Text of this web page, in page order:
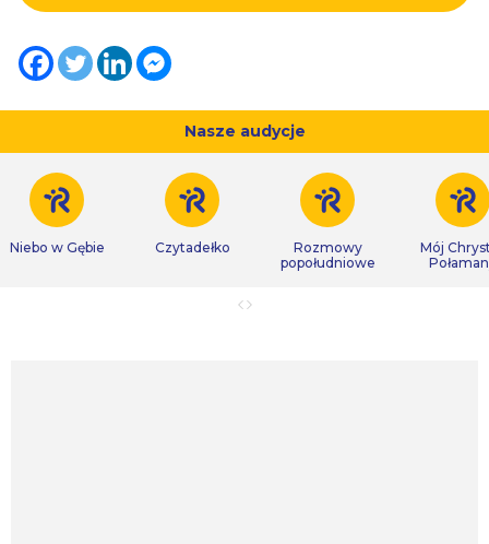
Nasze audycje
Niebo w Gębie Czytadełko
Rozmowy
popołudniowe
Mój